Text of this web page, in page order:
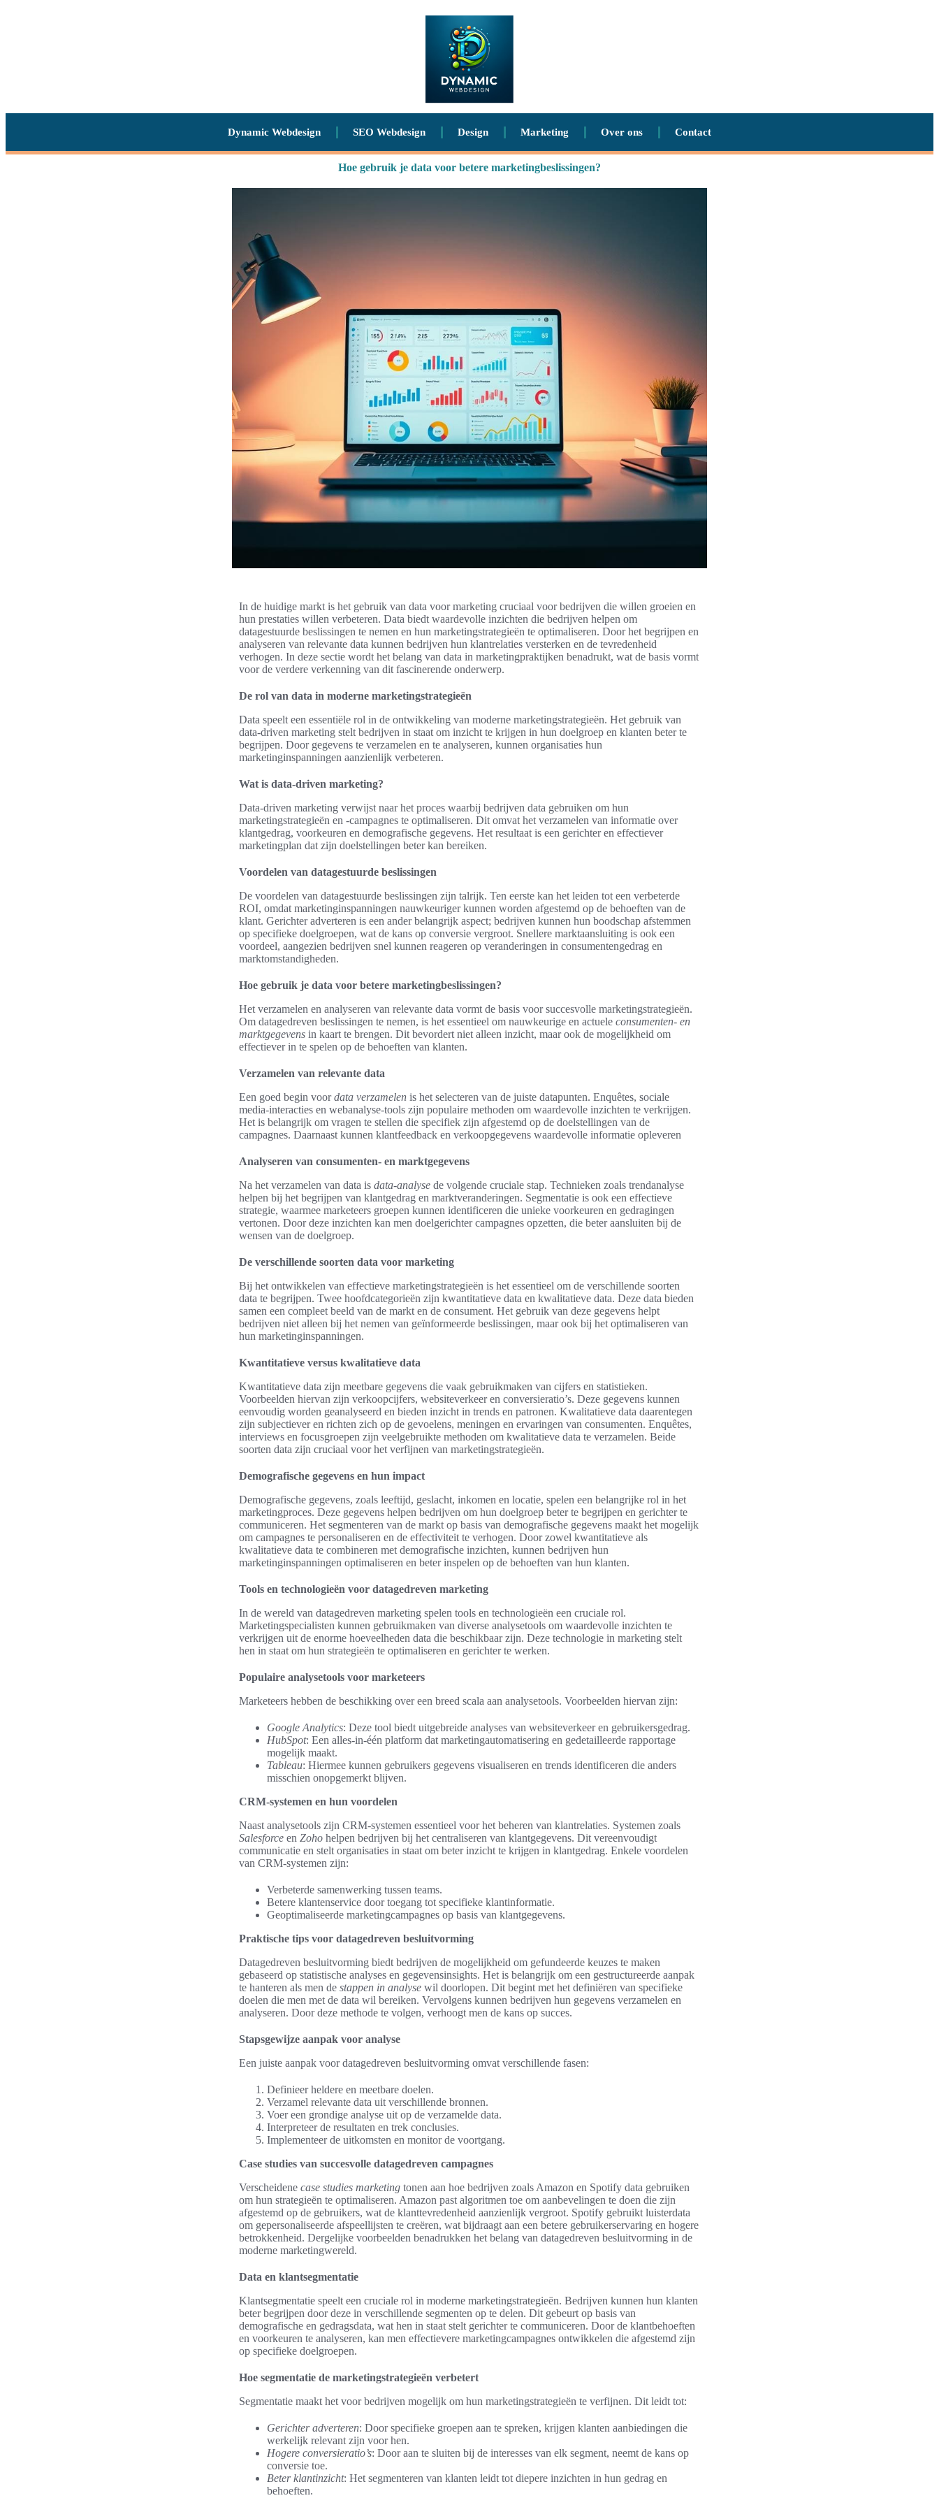
Dynamic Webdesign SEO Webdesign Design Marketing Over ons Contact
Hoe gebruik je data voor betere marketingbeslissingen?
In de huidige markt is het gebruik van data voor marketing cruciaal voor bedrijven die willen groeien en
hun prestaties willen verbeteren. Data biedt waardevolle inzichten die bedrijven helpen om
datagestuurde beslissingen te nemen en hun marketingstrategieën te optimaliseren. Door het begrijpen en
analyseren van relevante data kunnen bedrijven hun klantrelaties versterken en de tevredenheid
verhogen. In deze sectie wordt het belang van data in marketingpraktijken benadrukt, wat de basis vormt
voor de verdere verkenning van dit fascinerende onderwerp.
De rol van data in moderne marketingstrategieën
Data speelt een essentiële rol in de ontwikkeling van moderne marketingstrategieën. Het gebruik van
data-driven marketing stelt bedrijven in staat om inzicht te krijgen in hun doelgroep en klanten beter te
begrijpen. Door gegevens te verzamelen en te analyseren, kunnen organisaties hun
marketinginspanningen aanzienlijk verbeteren.
Wat is data-driven marketing?
Data-driven marketing verwijst naar het proces waarbij bedrijven data gebruiken om hun
marketingstrategieën en -campagnes te optimaliseren. Dit omvat het verzamelen van informatie over
klantgedrag, voorkeuren en demografische gegevens. Het resultaat is een gerichter en effectiever
marketingplan dat zijn doelstellingen beter kan bereiken.
Voordelen van datagestuurde beslissingen
De voordelen van datagestuurde beslissingen zijn talrijk. Ten eerste kan het leiden tot een verbeterde
ROI, omdat marketinginspanningen nauwkeuriger kunnen worden afgestemd op de behoeften van de
klant. Gerichter adverteren is een ander belangrijk aspect; bedrijven kunnen hun boodschap afstemmen
op specifieke doelgroepen, wat de kans op conversie vergroot. Snellere marktaansluiting is ook een
voordeel, aangezien bedrijven snel kunnen reageren op veranderingen in consumentengedrag en
marktomstandigheden.
Hoe gebruik je data voor betere marketingbeslissingen?
Het verzamelen en analyseren van relevante data vormt de basis voor succesvolle marketingstrategieën.
Om datagedreven beslissingen te nemen, is het essentieel om nauwkeurige en actuele consumenten- en
marktgegevens in kaart te brengen. Dit bevordert niet alleen inzicht, maar ook de mogelijkheid om
effectiever in te spelen op de behoeften van klanten.
Verzamelen van relevante data
Een goed begin voordata verzamelen is het selecteren van de juiste datapunten. Enquêtes, sociale
media-interacties en webanalyse-tools zijn populaire methoden om waardevolle inzichten te verkrijgen.
Het is belangrijk om vragen te stellen die specifiek zijn afgestemd op de doelstellingen van de
campagnes. Daarnaast kunnen klantfeedback en verkoopgegevens waardevolle informatie opleveren
Analyseren van consumenten- en marktgegevens
Na het verzamelen van data is data-analyse de volgende cruciale stap. Technieken zoals trendanalyse
helpen bij het begrijpen van klantgedrag en marktveranderingen. Segmentatie is ook een effectieve
strategie, waarmee marketeers groepen kunnen identificeren die unieke voorkeuren en gedragingen
vertonen. Door deze inzichten kan men doelgerichter campagnes opzetten, die beter aansluiten bij de
wensen van de doelgroep.
De verschillende soorten data voor marketing
Bij het ontwikkelen van effectieve marketingstrategieën is het essentieel om de verschillende soorten
data te begrijpen. Twee hoofdcategorieën zijn kwantitatieve data en kwalitatieve data. Deze data bieden
samen een compleet beeld van de markt en de consument. Het gebruik van deze gegevens helpt
bedrijven niet alleen bij het nemen van geïnformeerde beslissingen, maar ook bij het optimaliseren van
hun marketinginspanningen.
Kwantitatieve versus kwalitatieve data
Kwantitatieve data zijn meetbare gegevens die vaak gebruikmaken van cijfers en statistieken.
Voorbeelden hiervan zijn verkoopcijfers, websiteverkeer en conversieratio’s. Deze gegevens kunnen
eenvoudig worden geanalyseerd en bieden inzicht in trends en patronen. Kwalitatieve data daarentegen
zijn subjectiever en richten zich op de gevoelens, meningen en ervaringen van consumenten. Enquêtes,
interviews en focusgroepen zijn veelgebruikte methoden om kwalitatieve data te verzamelen. Beide
soorten data zijn cruciaal voor het verfijnen van marketingstrategieën.
Demografische gegevens en hun impact
Demografische gegevens, zoals leeftijd, geslacht, inkomen en locatie, spelen een belangrijke rol in het
marketingproces. Deze gegevens helpen bedrijven om hun doelgroep beter te begrijpen en gerichter te
communiceren. Het segmenteren van de markt op basis van demografische gegevens maakt het mogelijk
om campagnes te personaliseren en de effectiviteit te verhogen. Door zowel kwantitatieve als
kwalitatieve data te combineren met demografische inzichten, kunnen bedrijven hun
marketinginspanningen optimaliseren en beter inspelen op de behoeften van hun klanten.
Tools en technologieën voor datagedreven marketing
In de wereld van datagedreven marketing spelen tools en technologieën een cruciale rol.
Marketingspecialisten kunnen gebruikmaken van diverse analysetools om waardevolle inzichten te
verkrijgen uit de enorme hoeveelheden data die beschikbaar zijn. Deze technologie in marketing stelt
hen in staat om hun strategieën te optimaliseren en gerichter te werken.
Populaire analysetools voor marketeers
Marketeers hebben de beschikking over een breed scala aan analysetools. Voorbeelden hiervan zijn:
Google Analytics: Deze tool biedt uitgebreide analyses van websiteverkeer en gebruikersgedrag.
HubSpot: Een alles-in-één platform dat marketingautomatisering en gedetailleerde rapportage
mogelijk maakt.
Tableau: Hiermee kunnen gebruikers gegevens visualiseren en trends identificeren die anders
misschien onopgemerkt blijven.
CRM-systemen en hun voordelen
Naast analysetools zijn CRM-systemen essentieel voor het beheren van klantrelaties. Systemen zoals
Salesforce en Zoho helpen bedrijven bij het centraliseren van klantgegevens. Dit vereenvoudigt
communicatie en stelt organisaties in staat om beter inzicht te krijgen in klantgedrag. Enkele voordelen
van CRM-systemen zijn:
Verbeterde samenwerking tussen teams.
Betere klantenservice door toegang tot specifieke klantinformatie.
Geoptimaliseerde marketingcampagnes op basis van klantgegevens.
Praktische tips voor datagedreven besluitvorming
Datagedreven besluitvorming biedt bedrijven de mogelijkheid om gefundeerde keuzes te maken
gebaseerd op statistische analyses en gegevensinsights. Het is belangrijk om een gestructureerde aanpak
te hanteren als men de stappen in analyse wil doorlopen. Dit begint met het definiëren van specifieke
doelen die men met de data wil bereiken. Vervolgens kunnen bedrijven hun gegevens verzamelen en
analyseren. Door deze methode te volgen, verhoogt men de kans op succes.
Stapsgewijze aanpak voor analyse
Een juiste aanpak voor datagedreven besluitvorming omvat verschillende fasen:
Definieer heldere en meetbare doelen.
Verzamel relevante data uit verschillende bronnen.
Voer een grondige analyse uit op de verzamelde data.
Interpreteer de resultaten en trek conclusies.
Implementeer de uitkomsten en monitor de voortgang.
Case studies van succesvolle datagedreven campagnes
Verscheidene case studies marketing tonen aan hoe bedrijven zoals Amazon en Spotify data gebruiken
om hun strategieën te optimaliseren. Amazon past algoritmen toe om aanbevelingen te doen die zijn
afgestemd op de gebruikers, wat de klanttevredenheid aanzienlijk vergroot. Spotify gebruikt luisterdata
om gepersonaliseerde afspeellijsten te creëren, wat bijdraagt aan een betere gebruikerservaring en hogere
betrokkenheid. Dergelijke voorbeelden benadrukken het belang van datagedreven besluitvorming in de
moderne marketingwereld.
Data en klantsegmentatie
Klantsegmentatie speelt een cruciale rol in moderne marketingstrategieën. Bedrijven kunnen hun klanten
beter begrijpen door deze in verschillende segmenten op te delen. Dit gebeurt op basis van
demografische en gedragsdata, wat hen in staat stelt gerichter te communiceren. Door de klantbehoeften
en voorkeuren te analyseren, kan men effectievere marketingcampagnes ontwikkelen die afgestemd zijn
op specifieke doelgroepen.
Hoe segmentatie de marketingstrategieën verbetert
Segmentatie maakt het voor bedrijven mogelijk om hun marketingstrategieën te verfijnen. Dit leidt tot:
Gerichter adverteren: Door specifieke groepen aan te spreken, krijgen klanten aanbiedingen die
werkelijk relevant zijn voor hen.
Hogere conversieratio’s: Door aan te sluiten bij de interesses van elk segment, neemt de kans op
conversie toe.
Beter klantinzicht: Het segmenteren van klanten leidt tot diepere inzichten in hun gedrag en
behoeften.